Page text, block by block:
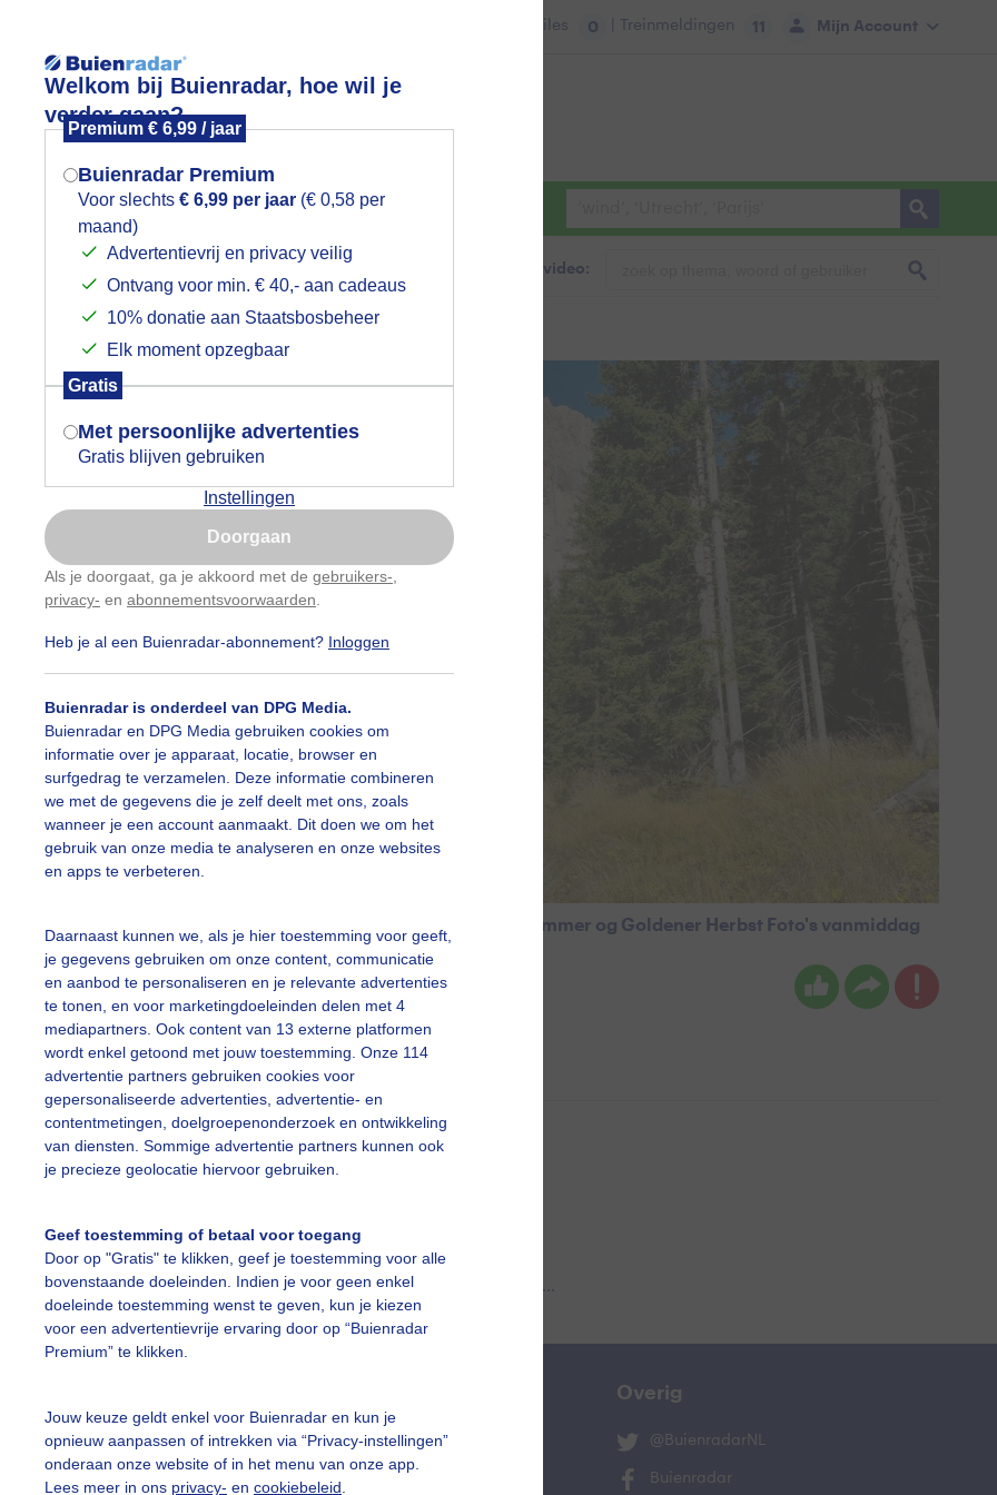
Welkom bij Buienradar, hoe wil je
verder gaan?
Premium € 6,99 / jaar
Buienradar Premium
Voor slechts € 6,99 per jaar (€ 0,58 per
maand)
Advertentievrij en privacy veilig
Ontvang voor min. € 40,- aan cadeaus
10% donatie aan Staatsbosbeheer
Elk moment opzegbaar
Gratis
Met persoonlijke advertenties
Gratis blijven gebruiken
Instellingen
Doorgaan
Als je doorgaat, ga je akkoord met de gebruikers-
privacy- en abonnementsvoorwaarden
Heb je al een Buienradar-abonnement? Inloggen
Buienradar is onderdeel van DPG Media.
Buienradar en DPG Media gebruiken cookies om
informatie over je apparaat, locatie, browser en
surfgedrag te verzamelen. Deze informatie combineren
we met de gegevens die je zelf deelt met ons, zoals
wanneer je een account aanmaakt. Dit doen we om het
gebruik van onze media te analyseren en onze websites
en apps te verbeteren.
Daarnaast kunnen we, als je hier toestemming voor geeft,
je gegevens gebruiken om onze content, communicatie
en aanbod te personaliseren en je relevante advertenties
te tonen, en voor marketingdoeleinden delen met 4
mediapartners. Ook content van 13 externe platformen
wordt enkel getoond met jouw toestemming. Onze 114
advertentie partners gebruiken cookies voor
gepersonaliseerde advertenties, advertentie- en
contentmetingen, doelgroepenonderzoek en ontwikkeling
van diensten. Sommige advertentie partners kunnen ook
je precieze geolocatie hiervoor gebruiken.
Geef toestemming of betaal voor toegang
Door op "Gratis" te klikken, geef je toestemming voor alle
bovenstaande doeleinden. Indien je voor geen enkel
doeleinde toestemming wenst te geven, kun je kiezen
voor een advertentievrije ervaring door op “Buienradar
Premium” te klikken.
Jouw keuze geldt enkel voor Buienradar en kun je
opnieuw aanpassen of intrekken via “Privacy-instellingen”
onderaan onze website of in het menu van onze app.
Lees meer in ons privacy- en cookiebeleid
Mijn Account
Files 0 | Treinmeldingen 11
Foto en video Weerzine
Zoeken in foto & video:
zon de komende dagen en 15 tot 20gr in de dalen. Altweibersommer og Goldener Herbst Foto's vanmiddag
Dolomieten bij Cortina D Ampezzo
Hans ter Braak Gemaakt: 11-10-2025, 71x bekeken
Zon
slideshow
Een moment geduld aub...
vragen
De Bilt
Overig
@BuienradarNL
Buienradar
Mogen we je locatie gebruiken voor
het weer?
Indien je hier nog geen akkoord op hebt
gegeven, verschijnt er zo een pop-up uit
je browser waarin deze toestemming
gevraagd wordt.
Is goed, toon de popup
Nu niet, misschien later
Gebruik je Safari en wil je niet elke dag deze pop-up
Klikhierom dit aan te passen